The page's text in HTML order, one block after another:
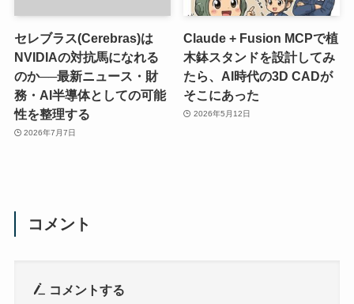
セレブラス(Cerebras)は
NVIDIAの対抗馬になれる
のか──最新ニュース・財
務・AI半導体としての可能
性を整理する
2026年7月7日
Claude + Fusion MCPで植
木鉢スタンドを設計してみ
たら、AI時代の3D CADが
そこにあった
2026年5月12日
コメント
コメントする